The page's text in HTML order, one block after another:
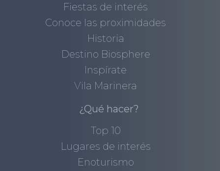
Fiestas de interés
Conoce las proximidades
Historia
Destino Biosphere
Inspírate
Vila Marinera
¿Qué hacer?
Top 10
Lugares de interés
Enoturismo